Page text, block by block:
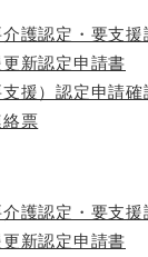
護認定・要支
新認定申請書
援）認定申請確
票
護認定・要支
新認定申請書